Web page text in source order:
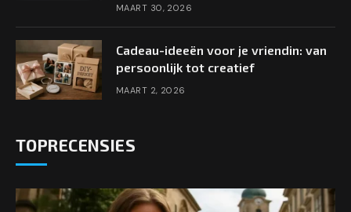
MAART 30, 2026
Cadeau-ideeën voor je vriendin: van
persoonlijk tot creatief
MAART 2, 2026
TOPRECENSIES